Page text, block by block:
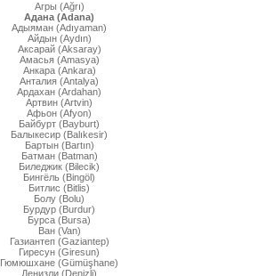
Агры (Ağrı)
Адана (Adana)
Адыяман (Adıyaman)
Айдын (Aydın)
Аксарай (Aksaray)
Амасья (Amasya)
Анкара (Ankara)
Анталия (Antalya)
Ардахан (Ardahan)
Артвин (Artvin)
Афьон (Afyon)
Байбурт (Bayburt)
Балыкесир (Balıkesir)
Бартын (Bartın)
Батман (Batman)
Биледжик (Bilecik)
Бингёль (Bingöl)
Битлис (Bitlis)
Болу (Bolu)
Бурдур (Burdur)
Бурса (Bursa)
Ван (Van)
Газиантеп (Gaziantep)
Гиресун (Giresun)
Гюмюшхане (Gümüşhane)
Денизли (Denizli)